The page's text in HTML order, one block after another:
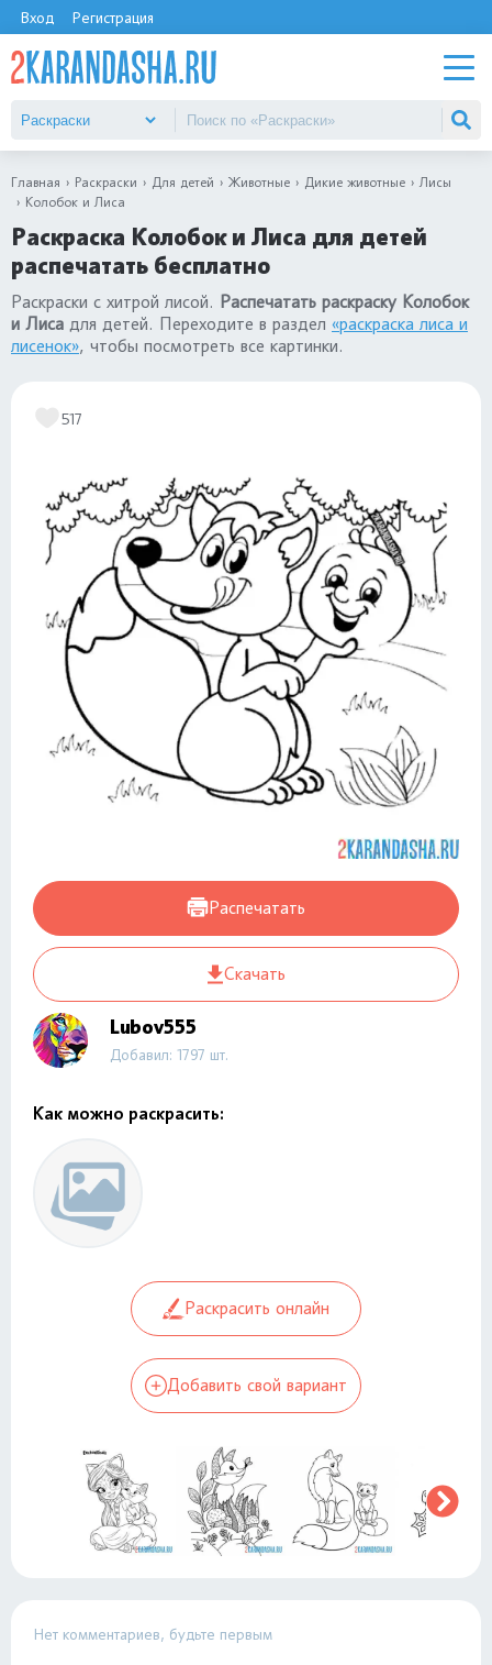
Вход Регистрация
Главная Раскраски Для детей Животные Дикие животные
Лисы
Колобок и Лиса
Раскраска Колобок и Лиса для детей
распечатать бесплатно
Раскраски с хитрой лисой. Распечатать раскраску Колобок
и Лиса для детей. Переходите в раздел «раскраска лиса и
лисенок», чтобы посмотреть все картинки.
517
Распечатать
Скачать
Lubov555
Добавил: 1797 шт.
Как можно раскрасить:
Раскрасить онлайн
Добавить свой вариант
Нет комментариев, будьте первым